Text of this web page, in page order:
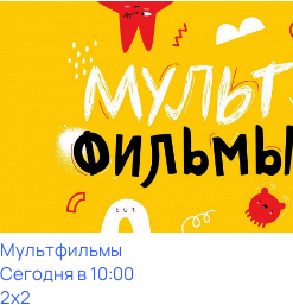
Мультфильмы
Сегодня в 10:00
2x2